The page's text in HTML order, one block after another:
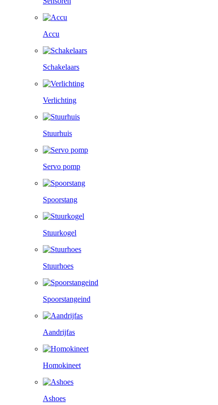
Accu
Schakelaars
Verlichting
Stuurhuis
Servo pomp
Spoorstang
Stuurkogel
Stuurhoes
Spoorstangeind
Aandrijfas
Homokineet
Ashoes